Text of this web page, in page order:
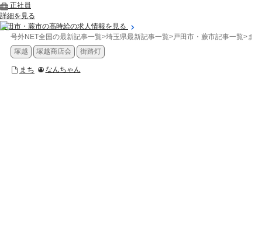
正社員
詳細を見る
戸田市・蕨市の高時給の求人情報を見る
号外NET全国の最新記事一覧>埼玉県最新記事一覧>戸田市・蕨市記事一覧>まち
塚越
塚越商店会 街路灯
まち なんちゃん